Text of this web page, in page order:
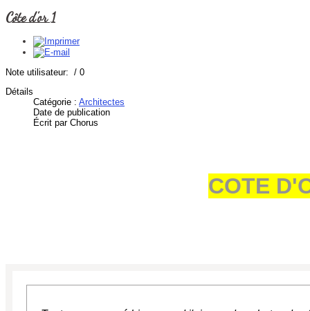
Côte d'or 1
Note utilisateur: / 0
Détails
Catégorie : Architectes
Date de publication
Écrit par Chorus
COTE